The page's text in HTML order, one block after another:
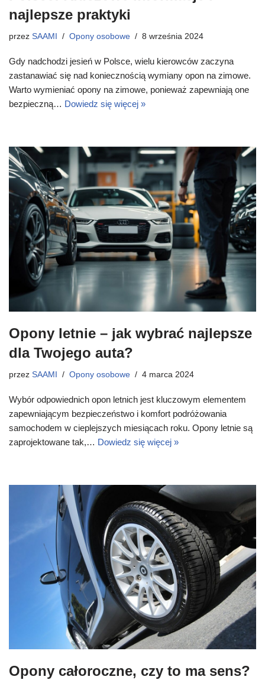
najlepsze praktyki
przez SAAMI Opony osobowe 8 września 2024
Gdy nadchodzi jesień w Polsce, wielu kierowców zaczyna
zastanawiać się nad koniecznością wymiany opon na zimowe.
Warto wymieniać opony na zimowe, ponieważ zapewniają one
bezpieczną… Dowiedz się więcej »
Opony letnie – jak wybrać najlepsze
dla Twojego auta?
przez SAAMI Opony osobowe 4 marca 2024
Wybór odpowiednich opon letnich jest kluczowym elementem
zapewniającym bezpieczeństwo i komfort podróżowania
samochodem w cieplejszych miesiącach roku. Opony letnie są
zaprojektowane tak,… Dowiedz się więcej »
Opony całoroczne, czy to ma sens?